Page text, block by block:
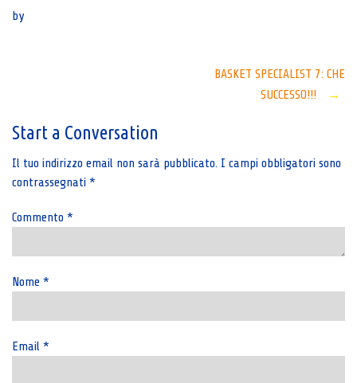
by
BASKET SPECIALIST 7: CHE
SUCCESSO!!!
→
Start a Conversation
Il tuo indirizzo email non sarà pubblicato. I campi obbligatori sono
contrassegnati *
Commento *
Nome *
Email *